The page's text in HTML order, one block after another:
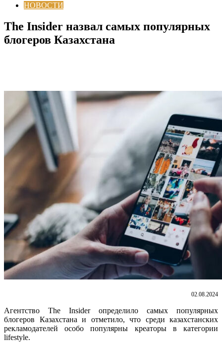
НОВОСТИ
The Insider назвал самых популярных
блогеров Казахстана
02.08.2024
Агентство The Insider определило самых популярных
блогеров Казахстана и отметило, что среди казахстанских
рекламодателей особо популярны креаторы в категории
lifestyle.